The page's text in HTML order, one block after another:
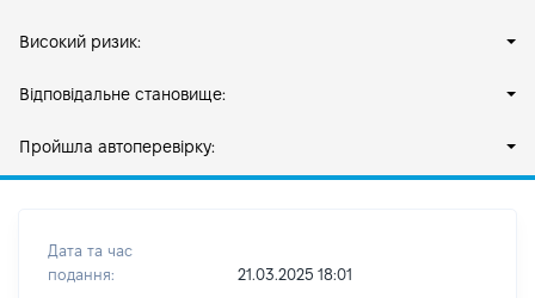
Високий ризик:
Відповідальне становище:
Пройшла автоперевірку:
Дата та час
подання:
21.03.2025 18:01